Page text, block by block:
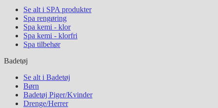
Se alt i SPA produkter
Spa rengøring
Spa kemi - klor
Spa kemi - klorfri
Spa tilbehør
Badetøj
Se alt i Badetøj
Børn
Badetøj Piger/Kvinder
Drenge/Herrer